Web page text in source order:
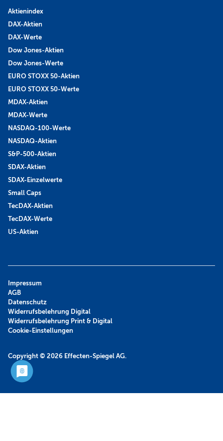
Aktienindex
DAX-Aktien
DAX-Werte
Dow Jones-Aktien
Dow Jones-Werte
EURO STOXX 50-Aktien
EURO STOXX 50-Werte
MDAX-Aktien
MDAX-Werte
NASDAQ-100-Werte
NASDAQ-Aktien
S&P-500-Aktien
SDAX-Aktien
SDAX-Einzelwerte
Small Caps
TecDAX-Aktien
TecDAX-Werte
US-Aktien
Copyright © 2026 Effecten-Spiegel AG.
Impressum
AGB
Datenschutz
Widerrufsbelehrung Digital
Widerrufsbelehrung Print & Digital
Cookie-Einstellungen